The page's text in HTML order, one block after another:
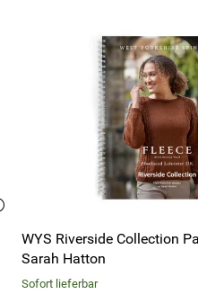
WYS Riverside Collection
Sarah Hatton
Sofort lieferbar